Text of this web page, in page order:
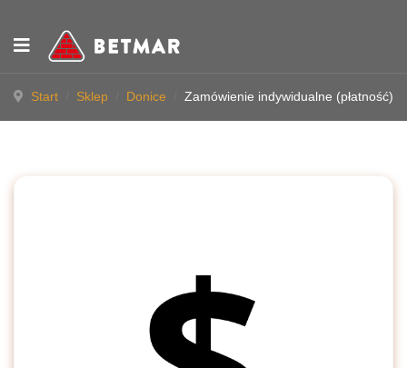
Start Sklep Donice Zamówienie indywidualne (płatność)